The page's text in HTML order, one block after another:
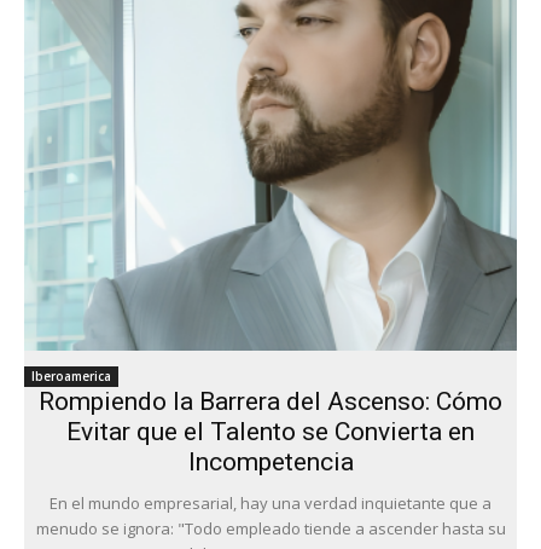
Iberoamerica
Rompiendo la Barrera del Ascenso: Cómo
Evitar que el Talento se Convierta en
Incompetencia
En el mundo empresarial, hay una verdad inquietante que a
menudo se ignora: "Todo empleado tiende a ascender hasta su